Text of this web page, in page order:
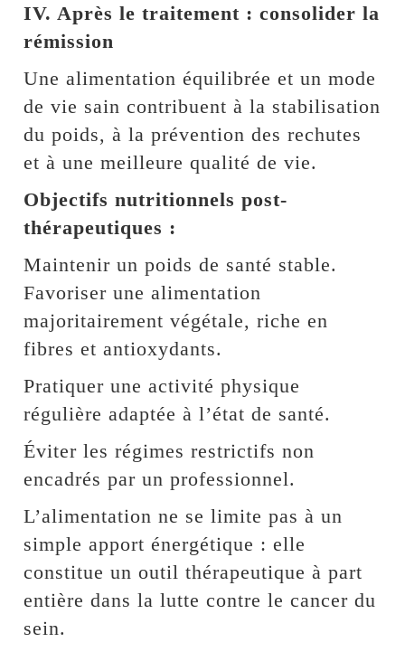
IV. Après le traitement : consolider la
rémission
Une alimentation équilibrée et un mode
de vie sain contribuent à la stabilisation
du poids, à la prévention des rechutes
et à une meilleure qualité de vie.
Objectifs nutritionnels post-
thérapeutiques :
Maintenir un poids de santé stable.
Favoriser une alimentation
majoritairement végétale, riche en
fibres et antioxydants.
Pratiquer une activité physique
régulière adaptée à l’état de santé.
Éviter les régimes restrictifs non
encadrés par un professionnel.
L’alimentation ne se limite pas à un
simple apport énergétique : elle
constitue un outil thérapeutique à part
entière dans la lutte contre le cancer du
sein.